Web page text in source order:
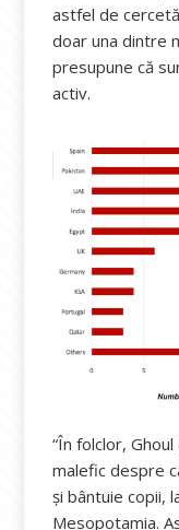
astfel de
doar una dintre
presupune că
activ.
“În folclor,
malefic despre
și bântuie copii,
Mesopotamia.